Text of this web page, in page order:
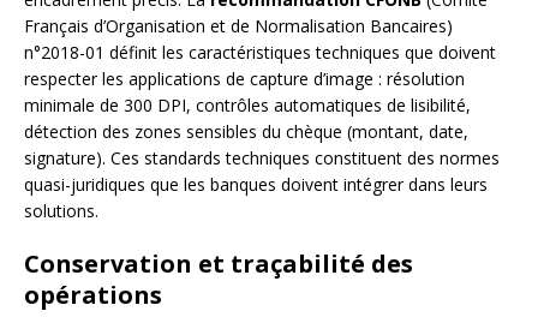
Français d’Organisation et de Normalisation Bancaires)
n°2018-01 définit les caractéristiques techniques que doivent
respecter les applications de capture d’image : résolution
minimale de 300 DPI, contrôles automatiques de lisibilité,
détection des zones sensibles du chèque (montant, date,
signature). Ces standards techniques constituent des normes
quasi-juridiques que les banques doivent intégrer dans leurs
solutions.
Conservation et traçabilité des
opérations